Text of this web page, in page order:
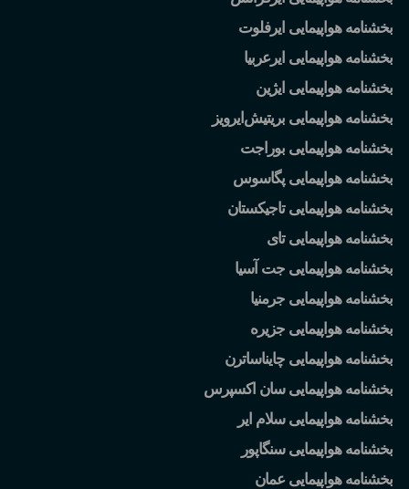
بخشنامه هواپیمایی ایرفلوت
بخشنامه هواپیمایی ایرعربیا
بخشنامه هواپیمایی ایژین
بخشنامه هواپیمایی بریتیش ایرویز
بخشنامه هواپیمایی بوراجت
بخشنامه هواپیمایی پگاسوس
بخشنامه هواپیمایی تاجیکستان
بخشنامه هواپیمایی تای
بخشنامه هواپیمایی جت آسیا
بخشنامه هواپیمایی جرمنیا
بخشنامه هواپیمایی جزیره
بخشنامه هواپیمایی چایناساترن
بخشنامه هواپیمایی سان اکسپرس
بخشنامه هواپیمایی سلام ایر
بخشنامه هواپیمایی سنگاپور
بخشنامه هواپیمایی عمان